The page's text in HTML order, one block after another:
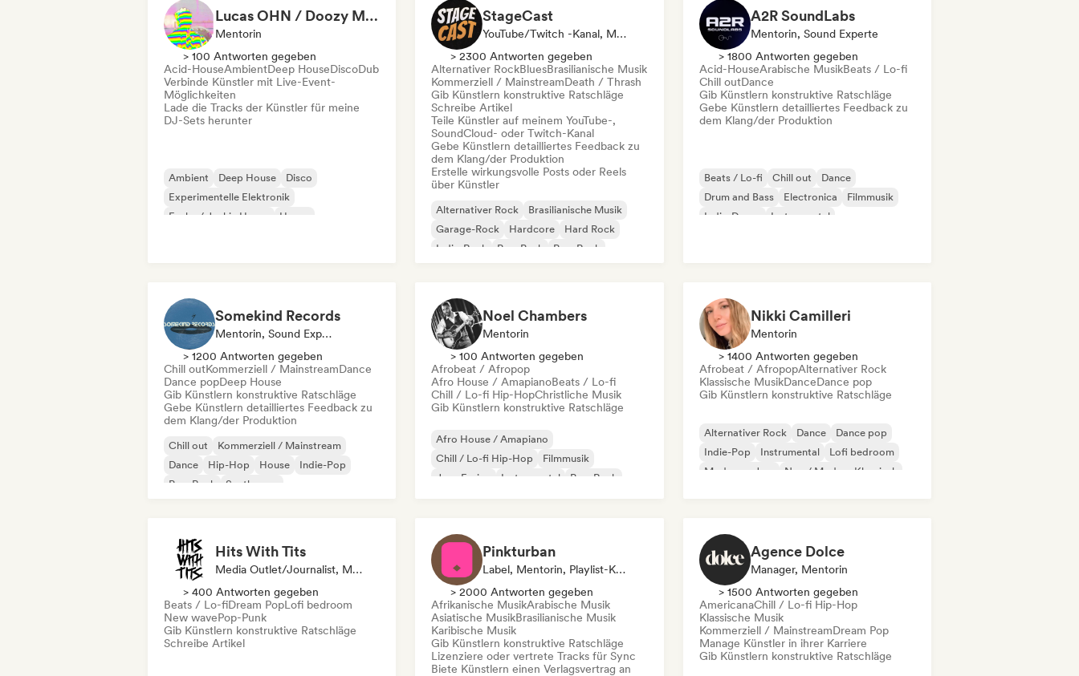
Lucas OHN / Doozy Magazine
Mentorin
> 100 Antworten gegeben
Acid-HouseAmbientDeep HouseDiscoDub
Verbinde Künstler mit Live-Event-
Möglichkeiten
Lade die Tracks der Künstler für meine
DJ-Sets herunter
Ambient Deep House
Disco
Experimentelle Elektronik
Funky / Jackin House
House
StageCast
YouTube/Twitch -Kanal, Media Outlet/Journalist, Mentorin, Social Media Influencer, Sound Experte
> 2300 Antworten gegeben
Alternativer RockBluesBrasilianische Musik
Kommerziell / MainstreamDeath / Thrash
Gib Künstlern konstruktive Ratschläge
Schreibe Artikel
Teile Künstler auf meinem YouTube-,
SoundCloud- oder Twitch-Kanal
Gebe Künstlern detailliertes Feedback zu
dem Klang/der Produktion
Erstelle wirkungsvolle Posts oder Reels
über Künstler
Alternativer Rock
Brasilianische Musik
Garage-Rock
Hardcore
Hard Rock
Indie-Rock
Pop-Punk Pop-Rock
A2R SoundLabs
Mentorin, Sound Experte
> 1800 Antworten gegeben
Acid-HouseArabische MusikBeats / Lo-fi
Chill outDance
Gib Künstlern konstruktive Ratschläge
Gebe Künstlern detailliertes Feedback zu
dem Klang/der Produktion
Beats / Lo-fi Chill out
Dance
Drum and Bass
Electronica
Filmmusik
Indie-Dance
Instrumental
Somekind Records
Mentorin, Sound Experte
> 1200 Antworten gegeben
Chill outKommerziell / MainstreamDance
Dance popDeep House
Gib Künstlern konstruktive Ratschläge
Gebe Künstlern detailliertes Feedback zu
dem Klang/der Produktion
Chill out
Kommerziell / Mainstream
Dance
Hip-Hop House
Indie-Pop
Pop-Rock
Synthwave
Noel Chambers
Mentorin
> 100 Antworten gegeben
Afrobeat / Afropop
Afro House / AmapianoBeats / Lo-fi
Chill / Lo-fi Hip-HopChristliche Musik
Gib Künstlern konstruktive Ratschläge
Afro House / Amapiano
Chill / Lo-fi Hip-Hop
Filmmusik
Jazz-Fusion
Instrumental
Pop-Rock
Nikki Camilleri
Mentorin
> 1400 Antworten gegeben
Afrobeat / AfropopAlternativer Rock
Klassische MusikDanceDance pop
Gib Künstlern konstruktive Ratschläge
Alternativer Rock Dance
Dance pop
Indie-Pop
Instrumental
Lofi bedroom
Moderner Jazz
Neo / Modern Klassisch
Hits With Tits
Media Outlet/Journalist, Mentorin
> 400 Antworten gegeben
Beats / Lo-fiDream PopLofi bedroom
New wavePop-Punk
Gib Künstlern konstruktive Ratschläge
Schreibe Artikel
Pinkturban
Label, Mentorin, Playlist-Kurator, Verlag, Sync Supervisor
> 2000 Antworten gegeben
Afrikanische MusikArabische Musik
Asiatische MusikBrasilianische Musik
Karibische Musik
Gib Künstlern konstruktive Ratschläge
Lizenziere oder vertrete Tracks für Sync
Biete Künstlern einen Verlagsvertrag an
Agence Dolce
Manager, Mentorin
> 1500 Antworten gegeben
AmericanaChill / Lo-fi Hip-Hop
Klassische Musik
Kommerziell / MainstreamDream Pop
Manage Künstler in ihrer Karriere
Gib Künstlern konstruktive Ratschläge